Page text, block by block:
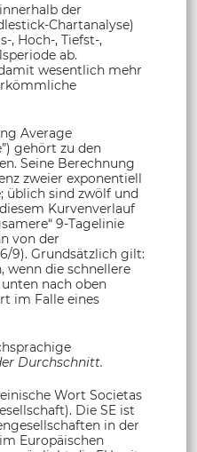
der
Chartanalyse)
, Hoch-, Tiefst-,
ab.
wesentlich mehr
Average
gehört zu den
Seine Berechnung
zweier exponentiell
üblich sind zwölf und
Kurvenverlauf
9-Tagelinie
von der
9). Grundsätzlich gilt:
wenn die schnellere
nach oben
im Falle eines
Durchschnitt.
Wort Societas
Die SE ist
in der
Europäischen